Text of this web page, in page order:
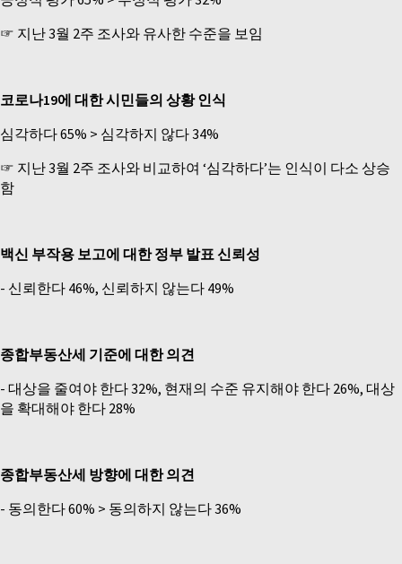
☞ 지난 3월 2주 조사와 유사한 수준을 보임
코로나19에 대한 시민들의 상황 인식
심각하다 65% > 심각하지 않다 34%
☞ 지난 3월 2주 조사와 비교하여 ‘심각하다’는 인식이 다소 상승
함
백신 부작용 보고에 대한 정부 발표 신뢰성
-­ 신뢰한다 46%, 신뢰하지 않는다 49%
종합부동산세 기준에 대한 의견
-­ 대상을 줄여야 한다 32%, 현재의 수준 유지해야 한다 26%, 대상
을 확대해야 한다 28%
종합부동산세 방향에 대한 의견
-­ 동의한다 60% > 동의하지 않는다 36%